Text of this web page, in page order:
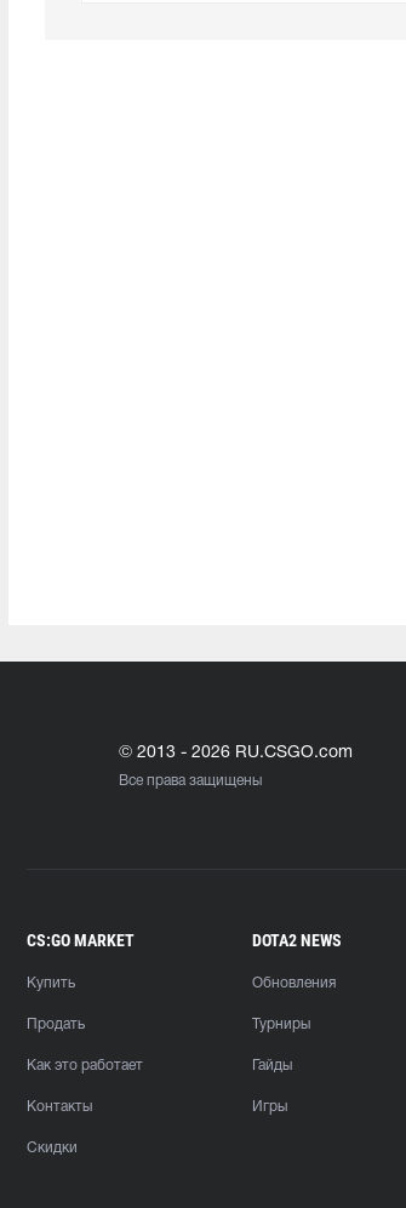
© 2013 - 2026 RU.CSGO.com
Все права защищены
CS:GO MARKET
Купить
Продать
Как это работает
Контакты
Скидки
DOTA2 NEWS
Обновления
Турниры
Гайды
Игры